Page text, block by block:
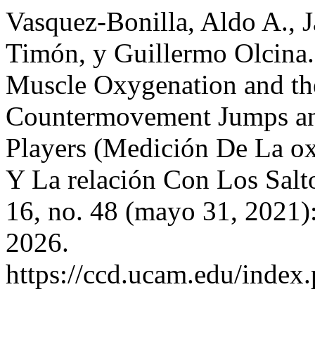
Vasquez-Bonilla, Aldo A.,
Timón, y Guillermo
Muscle Oxygenation and
Countermovement Jumps
Players (Medición De La
Y La relación Con Los
16, no. 48 (mayo 31,
2026.
https://ccd.ucam.edu/